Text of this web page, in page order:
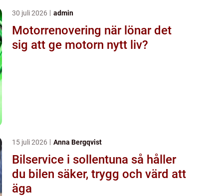
30 juli 2026 admin
Motorrenovering när lönar det
sig att ge motorn nytt liv?
15 juli 2026 Anna Bergqvist
Bilservice i sollentuna så håller
du bilen säker, trygg och värd att
äga